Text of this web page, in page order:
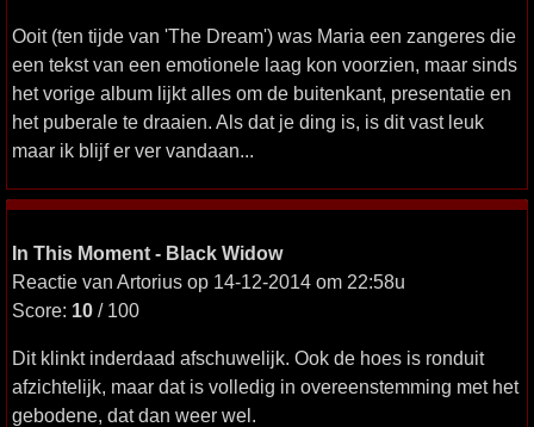
Ooit (ten tijde van 'The Dream') was Maria een zangeres die
een tekst van een emotionele laag kon voorzien, maar sinds
het vorige album lijkt alles om de buitenkant, presentatie en
het puberale te draaien. Als dat je ding is, is dit vast leuk
maar ik blijf er ver vandaan...
In This Moment - Black Widow
Reactie van Artorius op 14-12-2014 om 22:58u
Score: 10 / 100
Dit klinkt inderdaad afschuwelijk. Ook de hoes is ronduit
afzichtelijk, maar dat is volledig in overeenstemming met het
gebodene, dat dan weer wel.